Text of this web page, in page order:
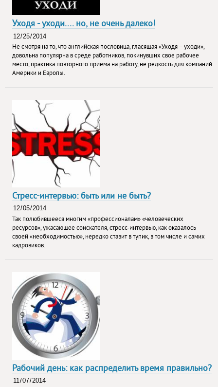
Уходя - уходи.... но, не очень далеко!
Не смотря на то, что английская пословица, гласящая «Уходя – уходи»,
довольна популярна в среде работников, покинувших свое рабочее
место, практика повторного приема на работу, не редкость для компаний
Америки и Европы.
Стресс-интервью: быть или не быть?
Так полюбившееся многим «профессионалам» «человеческих
ресурсов», ужасающее соискателя, стресс-интервью, как оказалось
своей «необходимостью», нередко ставит в тупик, в том числе и самих
кадровиков.
Рабочий день: как распределить время правильно?